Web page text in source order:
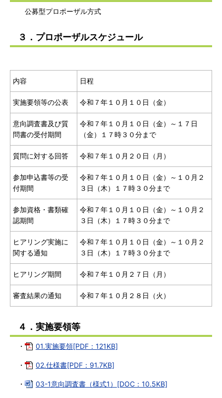
公募型プロポーザル方式
３．プロポーザルスケジュール
内容 日程
実施要領等の公表 令和７年１０月１０日（金）
意向調査書及び質
問書の受付期間
令和７年１０月１０日（金）～１７日
（金）１７時３０分まで
質問に対する回答 令和７年１０月２０日（月）
参加申込書等の受
付期間
令和７年１０月１０日（金）～１０月２
３日（木）１７時３０分まで
参加資格・書類確
認期間
令和７年１０月１０日（金）～１０月２
３日（木）１７時３０分まで
ヒアリング実施に
関する通知
令和７年１０月１０日（金）～１０月２
３日（木）１７時３０分まで
ヒアリング期間 令和７年１０月２７日（月）
審査結果の通知 令和７年１０月２８日（火）
４．実施要領等
・ 01.実施要領[PDF：121KB]
・ 02.仕様書[PDF：91.7KB]
・ 03-1意向調査書（様式1）[DOC：10.5KB]